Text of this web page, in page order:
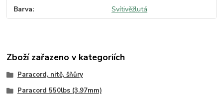
Barva Svítivěžlutá
Zboží zařazeno v kategoriích
Paracord, nitě, šňůry
Paracord 550lbs (3.97mm)